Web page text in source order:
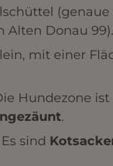
(genaue
Alten Donau 99).
mit einer
Hundezone ist
.
Es sind